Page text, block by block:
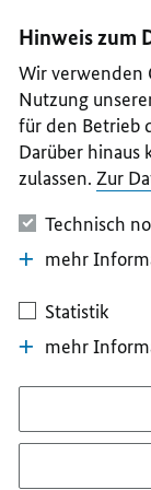
II
III
IV
V
Hinweis zum
Wir verwenden
Nutzung
für den Betrieb
Darüber hinaus
zulassen. Zur
Technisch
mehr
Statistik
mehr